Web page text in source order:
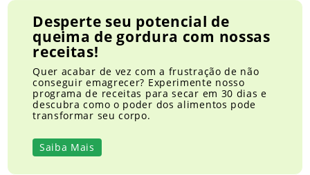
Desperte seu potencial de
queima de gordura com nossas
receitas!
Quer acabar de vez com a frustração de não
conseguir emagrecer? Experimente nosso
programa de receitas para secar em 30 dias e
descubra como o poder dos alimentos pode
transformar seu corpo.
Saiba Mais